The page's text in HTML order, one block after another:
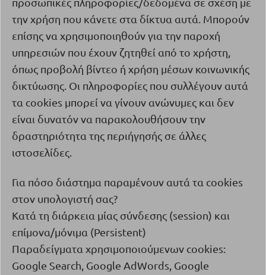
την χρήση που κάνετε στα δίκτυα αυτά. Μπορούν
επίσης να χρησιμοποιηθούν για την παροχή
υπηρεσιών που έχουν ζητηθεί από το χρήστη,
όπως προβολή βίντεο ή χρήση μέσων κοινωνικής
δικτύωσης. Οι πληροφορίες που συλλέγουν αυτά
τα cookies μπορεί να γίνουν ανώνυμες και δεν
είναι δυνατόν να παρακολουθήσουν την
δραστηριότητα της περιήγησής σε άλλες
ιστοσελίδες.
Για πόσο διάστημα παραμένουν αυτά τα cookies
στον υπολογιστή σας?
Κατά τη διάρκεια μίας σύνδεσης (session) και
επίμονα/μόνιμα (Persistent)
Παραδείγματα χρησιμοποιούμενων cookies:
Google Search, Google AdWords, Google